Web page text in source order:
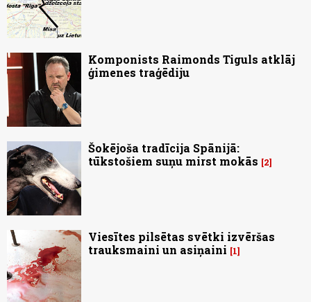
Komponists Raimonds Tiguls atklāj
ģimenes traģēdiju
Šokējoša tradīcija Spānijā:
tūkstošiem suņu mirst mokās
2
Viesītes pilsētas svētki izvēršas
trauksmaini un asiņaini
1